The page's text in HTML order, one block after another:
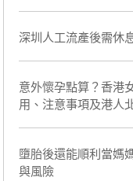
深圳人工流產後需休
意外懷孕點算？香港
用、注意事項及港人
墮胎後還能順利當媽
與風險